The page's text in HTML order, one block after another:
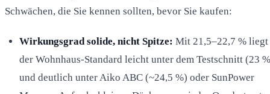
Schwächen, die Sie kennen sollten, bevor Sie kaufen:
Wirkungsgrad solide, nicht Spitze: Mit 21,5–22,7 % liegt
der Wohnhaus-Standard leicht unter dem Testschnitt (23
und deutlich unter Aiko ABC (~24,5 %) oder SunPower